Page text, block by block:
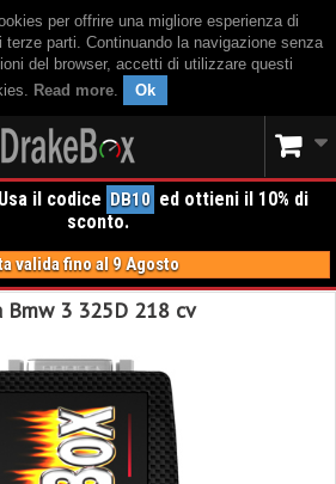
per offrire una migliore esperienza di
parti. Continuando la navigazione senza
del browser, accetti di utilizzare questi
Read more. Ok
il codice DB10 ed ottieni il 10% di
sconto.
valida fino al 9 Agosto
Bmw 3 325D 218 cv